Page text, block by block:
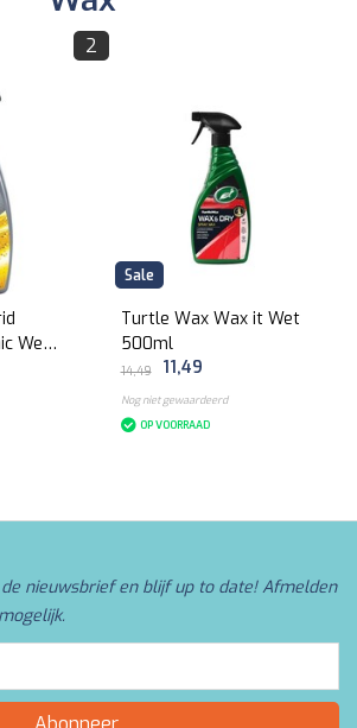
2
Wet
Sale
Turtle Wax Wax it Wet
500ml
14,49 11,49
Nog niet gewaardeerd
OP VOORRAAD
nieuwsbrief en blijf up to date! Afmelden